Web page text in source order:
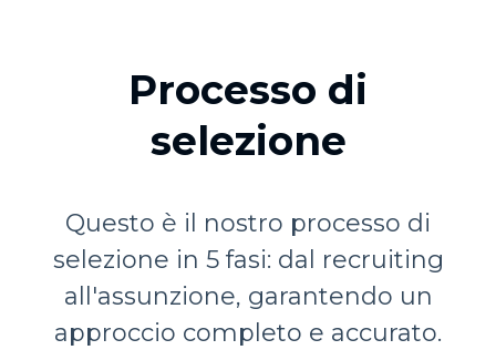
Processo di
selezione
Questo è il nostro processo di
selezione in 5 fasi: dal recruiting
all'assunzione, garantendo un
approccio completo e accurato.